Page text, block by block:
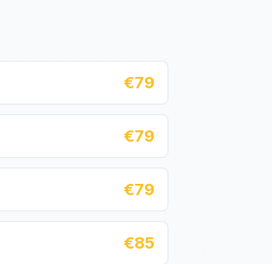
€79
€79
€79
€85